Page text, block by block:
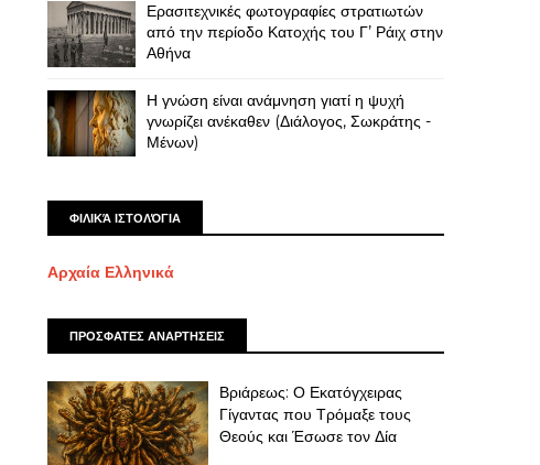
Ερασιτεχνικές φωτογραφίες στρατιωτών
από την περίοδο Κατοχής του Γ’ Ράιχ στην
Αθήνα
Η γνώση είναι ανάμνηση γιατί η ψυχή
γνωρίζει ανέκαθεν (Διάλογος, Σωκράτης -
Μένων)
ΦΙΛΙΚΆ ΙΣΤΟΛΌΓΙΑ
Αρχαία Ελληνικά
ΠΡΟΣΦΑΤΕΣ ΑΝΑΡΤΗΣΕΙΣ
Βριάρεως: Ο Εκατόγχειρας
Γίγαντας που Τρόμαξε τους
Θεούς και Έσωσε τον Δία